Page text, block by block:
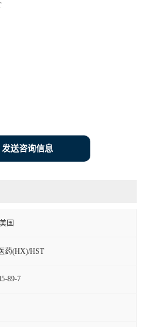
发送咨询信息
国
药(HX)/HST
89-7